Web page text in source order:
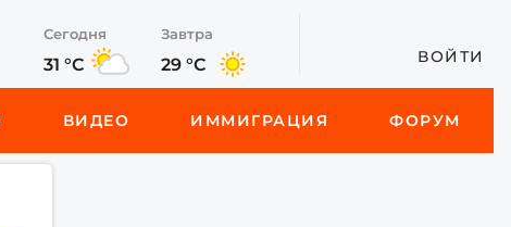
Сегодня
31 °C
Завтра
29 °C ВОЙТИ
ВИДЕО ИММИГРАЦИЯ ФОРУМ